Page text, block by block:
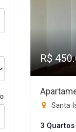
R$
Santa
3 Quartos